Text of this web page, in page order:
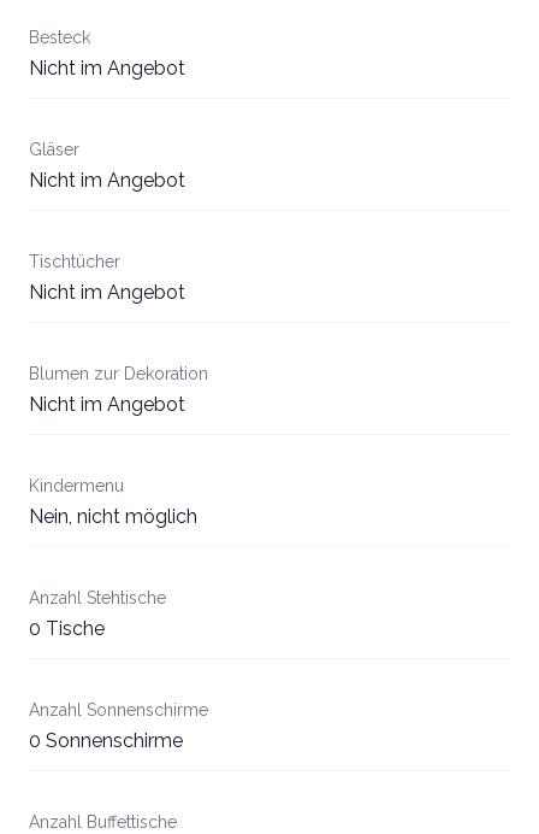
Besteck
Nicht im Angebot
Gläser
Nicht im Angebot
Tischtücher
Nicht im Angebot
Blumen zur Dekoration
Nicht im Angebot
Kindermenu
Nein, nicht möglich
Anzahl Stehtische
0 Tische
Anzahl Sonnenschirme
0 Sonnenschirme
Anzahl Buffettische